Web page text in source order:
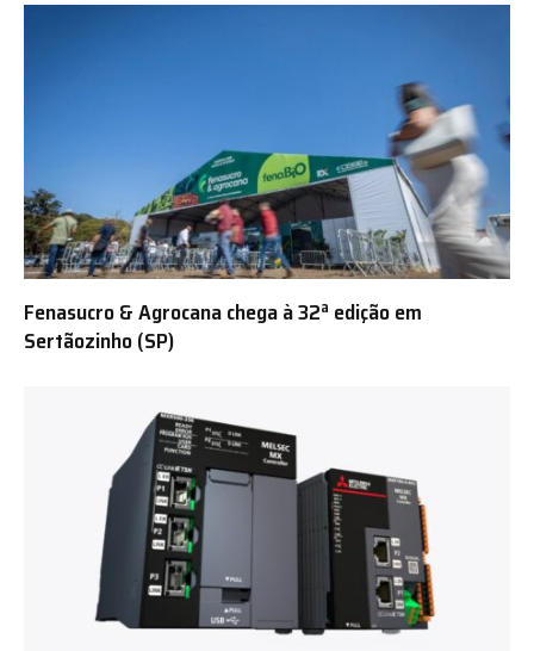
Fenasucro & Agrocana chega à 32ª edição em
Sertãozinho (SP)